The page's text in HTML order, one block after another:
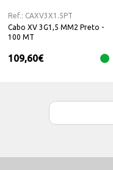
Ref.: CAXV3X1.5PT
Cabo XV 3G1,5 MM2 Preto -
100 MT
109,60€